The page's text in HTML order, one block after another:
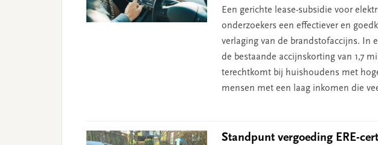
Een gerichte lease-subsidie voor
onderzoekers een effectiever en
verlaging van de brandstofaccijns. In
de bestaande accijnskorting van 1,7
terechtkomt bij huishoudens met
mensen met een laag inkomen die
Standpunt vergoeding ERE-